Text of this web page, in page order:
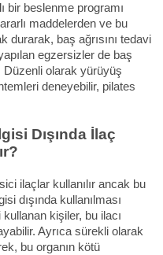
bir beslenme programı
maddelerden ve bu
durarak, baş ağrısını tedavi
egzersizler de baş
Düzenli olarak yürüyüş
deneyebilir, pilates
Dışında İlaç
ilaçlar kullanılır ancak bu
dışında kullanılması
kullanan kişiler, bu ilacı
Ayrıca sürekli olarak
bu organın kötü